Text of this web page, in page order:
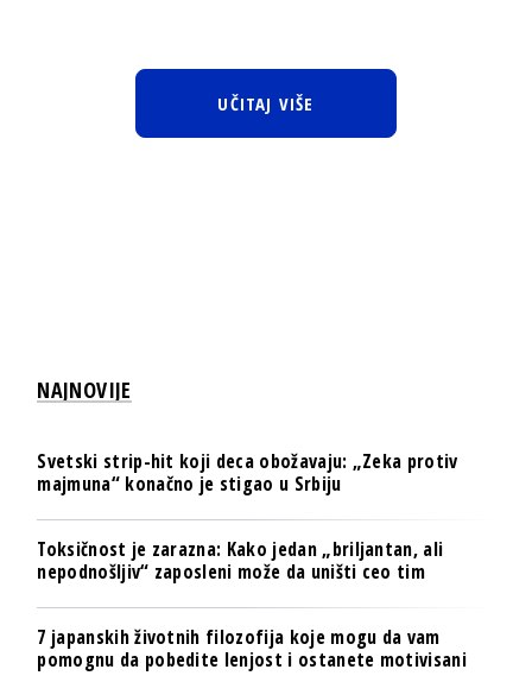
UČITAJ VIŠE
NAJNOVIJE
Svetski strip-hit koji deca obožavaju: „Zeka protiv
majmuna“ konačno je stigao u Srbiju
Toksičnost je zarazna: Kako jedan „briljantan, ali
nepodnošljiv“ zaposleni može da uništi ceo tim
7 japanskih životnih filozofija koje mogu da vam
pomognu da pobedite lenjost i ostanete motivisani